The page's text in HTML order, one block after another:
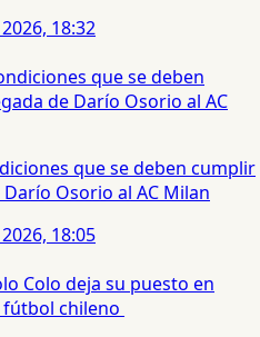
18:32
que se deben cumplir
Osorio al AC Milan
18:05